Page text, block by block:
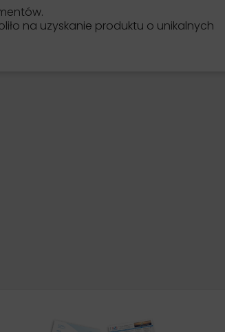
na uzyskanie produktu o unikalnych